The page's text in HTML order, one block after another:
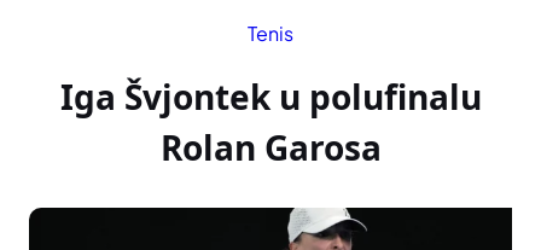
Tenis
Iga Švjontek u polufinalu
Rolan Garosa